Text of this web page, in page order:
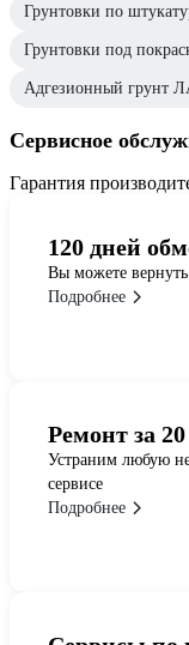
Грунтовки по
Грунтовки под
Адгезионный грунт
Сервисное
Гарантия
120 дней
Вы можете
Подробнее
Ремонт за
Устраним любую
сервисе
Подробнее